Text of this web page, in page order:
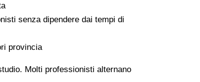
senza dipendere dai tempi di
provincia
Molti professionisti alternano